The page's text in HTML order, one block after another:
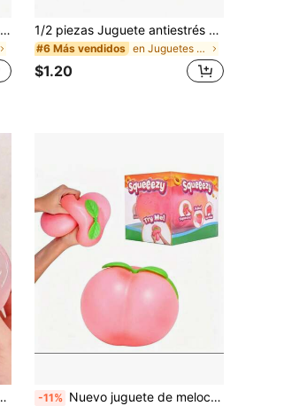
1 pieza Bola de aceite de coco azul hecha a mano, juguete antiestrés redondo de 6 cm de malta, adecuado para regalos de vacaciones, regalos lindos, regalos de cumpleaños, rellenos para fiestas de San Valentín/Año Nuevo/Día de la Madre/Graduación y artículos pequeños lindos 1/2 piezas Juguete antiestrés con forma de fresa - Juguete elástico hidratante para las yemas de los dedos, alivia la ansiedad y mejora la concentración
#6 Más vendidos en Juguetes para apretar para adolescentes
$1.20
-11% Nuevo juguete de melocotón de rebote lento de gran tamaño, juguete gigante para apretar, juguete sensorial relleno de PU, bola pegajosa linda para alivio del estrés, adecuado para adultos